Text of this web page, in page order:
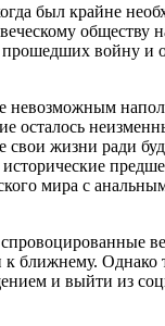
был крайне
обществу
прошедших войну
невозможным
осталось
жизни ради
мира с
Однако
и выйти из